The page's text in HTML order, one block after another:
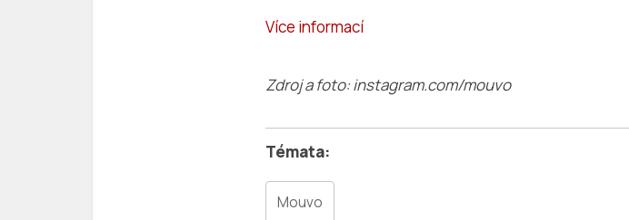
Více informací
Zdroj a foto: instagram.com/mouvo
Mouvo